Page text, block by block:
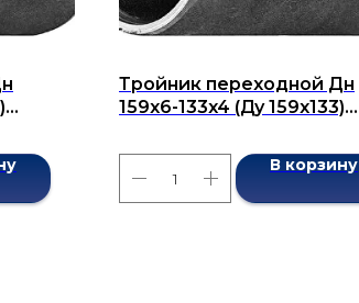
Тройник переходной Дн
159x6-133x4 (Ду 159x133)
В корзину